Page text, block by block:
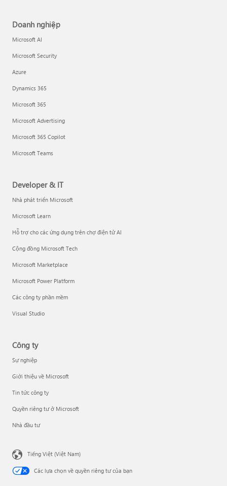
Doanh nghiệp
Microsoft AI
Microsoft Security
Azure
Dynamics 365
Microsoft 365
Microsoft Advertising
Microsoft 365 Copilot
Microsoft Teams
Developer & IT
Nhà phát triển Microsoft
Microsoft Learn
Hỗ trợ cho các ứng dụng trên chợ điện tử AI
Cộng đồng Microsoft Tech
Microsoft Marketplace
Microsoft Power Platform
Các công ty phần mềm
Visual Studio
Công ty
Sự nghiệp
Giới thiệu về Microsoft
Tin tức công ty
Quyền riêng tư ở Microsoft
Nhà đầu tư
Tiếng Việt (Việt Nam)
Các lựa chọn về quyền riêng tư của bạn